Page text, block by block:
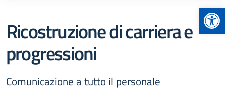
Ricostruzione di carriera e
progressioni
Comunicazione a tutto il personale